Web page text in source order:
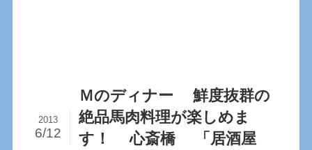
Ｍのディナー 鮮度抜群の
絶品馬肉料理が楽しめま
す！ 心斎橋 「居酒屋
2013
6/12